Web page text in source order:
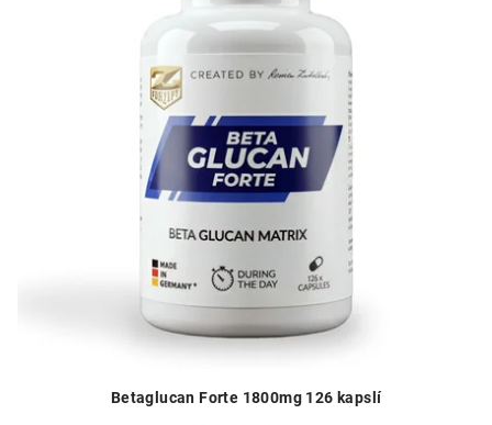
Betaglucan Forte 1800mg 126 kapslí